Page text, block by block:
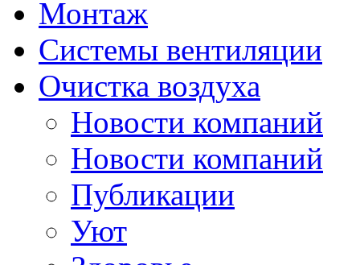
Монтаж
Системы вентиляции
Очистка воздуха
Новости компаний
Новости компаний
Публикации
Уют